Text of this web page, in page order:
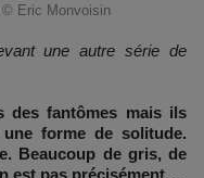
© Eric Monvoisin
des fantômes mais ils
forme de solitude.
Beaucoup de gris, de
est pas précisément…